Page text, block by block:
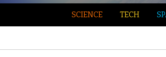
SCIENCE TECH